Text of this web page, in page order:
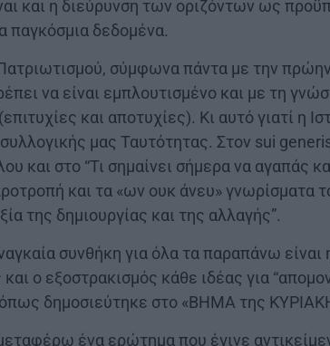
και η διεύρυνση των οριζόντων ως
παγκόσμια δεδομένα.
σύμφωνα πάντα με την
να είναι εμπλουτισμένο και με τη
και αποτυχίες). Κι αυτό γιατί η
μας Ταυτότητας. Στον sui
και στο “Τι σημαίνει σήμερα να αγαπάς
και τα «ων ουκ άνευ» γνωρίσματα
της δημιουργίας και της αλλαγής”.
συνθήκη για όλα τα παραπάνω είναι
ο εξοστρακισμός κάθε ιδέας για
δημοσιεύτηκε στο «ΒΗΜΑ της
ένα ερώτημα που έγινε